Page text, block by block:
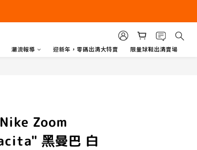
潮流報導 迎新年，零碼出清大特賣 限量球鞋出清賣場
Zoom
黑曼巴 白